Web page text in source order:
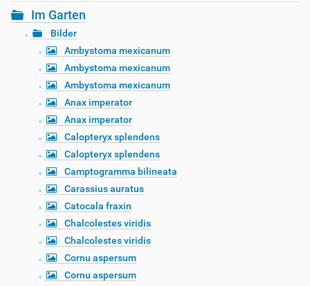
Im Garten
Bilder
Ambystoma mexicanum
Ambystoma mexicanum
Ambystoma mexicanum
Anax imperator
Anax imperator
Calopteryx splendens
Calopteryx splendens
Camptogramma bilineata
Carassius auratus
Catocala fraxin
Chalcolestes viridis
Chalcolestes viridis
Cornu aspersum
Cornu aspersum